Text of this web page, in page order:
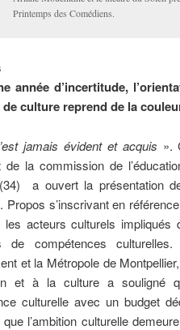
Printemps des Comédiens.
année d’incertitude,
culture reprend de la
jamais évident et acquis ».
de la commission de
(34) a ouvert la présentation
Propos s’inscrivant en
les acteurs culturels impliqués
de compétences
et la Métropole de
et à la culture a souligné
culturelle avec un budget
l’ambition culturelle